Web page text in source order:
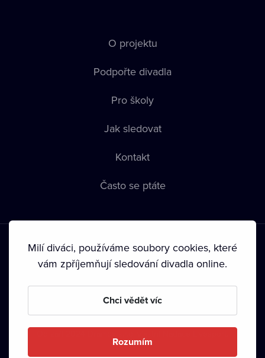
O projektu
Podpořte divadla
Pro školy
Jak sledovat
Kontakt
Často se ptáte
Podmínky používání • Ochrana soukromí • Zásady používání
• Autorská práva•
Milí diváci, používáme soubory cookies, které
vám zpříjemňují sledování divadla online.
Chci vědět víc
Rozumím